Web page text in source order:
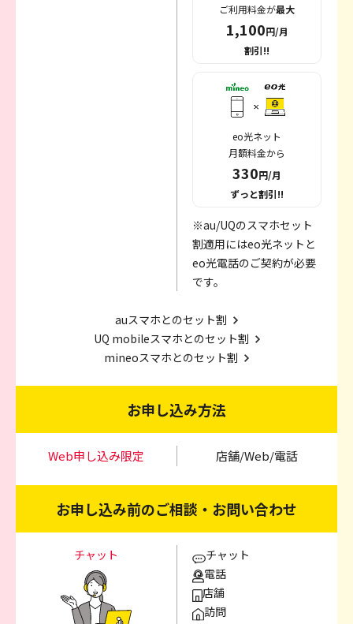
ご利用料金が最大
1,100円/月
割引!!
eo光ネット
月額料金から
330円/月
ずっと割引!!
※au/UQのスマホセット
割適用にはeo光ネットと
eo光電話のご契約が必要
です。
auスマホとのセット割
UQ mobileスマホとのセット割
mineoスマホとのセット割
お申し込み方法
Web申し込み限定 店舗/Web/電話
お申し込み前のご相談・お問い合わせ
チャット
チャット
電話
店舗
訪問